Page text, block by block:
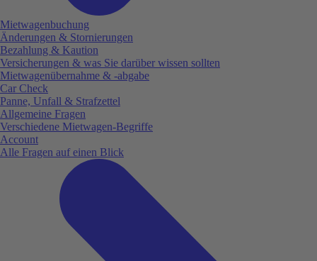
Mietwagenbuchung
Änderungen & Stornierungen
Bezahlung & Kaution
Versicherungen & was Sie darüber wissen sollten
Mietwagenübernahme & -abgabe
Car Check
Panne, Unfall & Strafzettel
Allgemeine Fragen
Verschiedene Mietwagen-Begriffe
Account
Alle Fragen auf einen Blick